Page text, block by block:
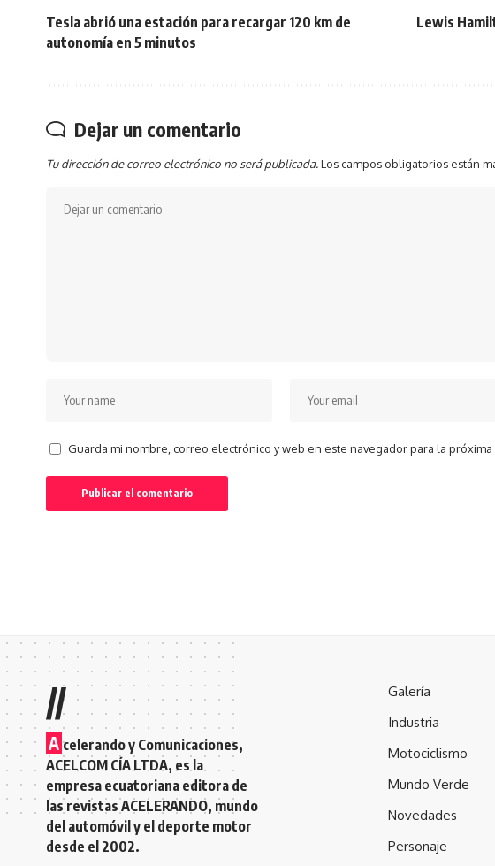
Tesla abrió una estación para recargar 120 km de
autonomía en 5 minutos
Lewis
Dejar un comentario
Tu dirección de correo electrónico no será publicada.Los campos obligatorios están
Guarda mi nombre, correo electrónico y web en este navegador para la
//
A celerando y Comunicaciones,
ACELCOM CÍA LTDA, es la
empresa ecuatoriana editora de
las revistas ACELERANDO, mundo
del automóvil y el deporte motor
desde el 2002.
Galería
Industria
Motociclismo
Mundo Verde
Novedades
Personaje